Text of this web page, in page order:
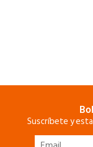
Suscríbete y